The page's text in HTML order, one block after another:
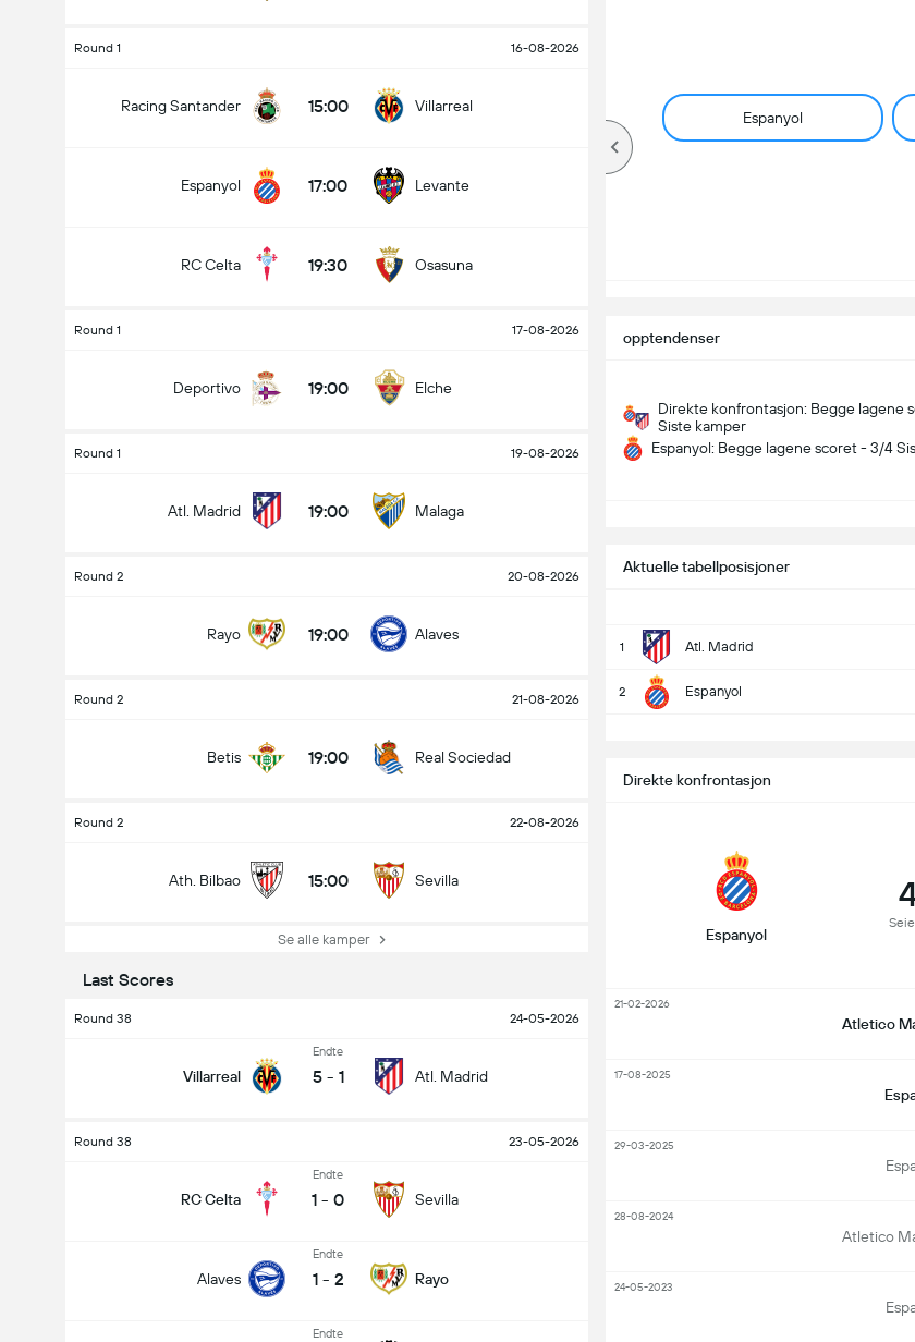
Round 1 16-08-2026
Racing Santander 15:00 Villarreal
Espanyol 17:00 Levante
RC Celta 19:30 Osasuna
Round 1 17-08-2026
Deportivo 19:00 Elche
Round 1 19-08-2026
Atl. Madrid 19:00 Malaga
Round 2 20-08-2026
Rayo 19:00 Alaves
Round 2 21-08-2026
Betis 19:00 Real Sociedad
Round 2 22-08-2026
Ath. Bilbao 15:00 Sevilla
Se alle kamper
Last Scores
Round 38 24-05-2026
Villarreal
Endte
5 - 1 Atl. Madrid
Round 38 23-05-2026
RC Celta
Endte
1 - 0 Sevilla
Alaves
Endte
1 - 2 Rayo
Endte
Espanyol
over
opptendenser
Direkte konfrontasjon: Begge lagene
Siste kamper
Espanyol: Begge lagene scoret - 3/4
Aktuelle tabellposisjoner
1 Atl. Madrid
2 Espanyol
Direkte konfrontasjon
Espanyol
Atletico
21-02-2026
17-08-2025
29-03-2025
Atletico
28-08-2024
24-05-2023